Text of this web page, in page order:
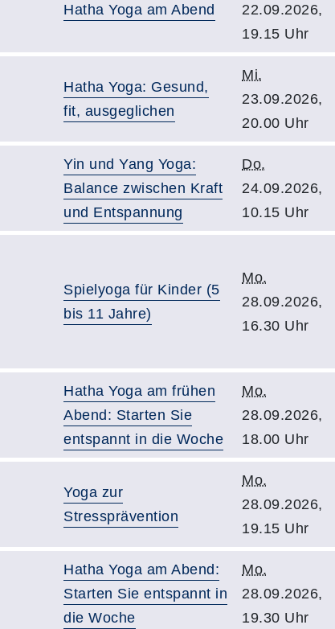
Hatha Yoga am Abend
22.09.2026,
19.15 Uhr
Hatha Yoga: Gesund,
fit, ausgeglichen
Mi.
23.09.2026,
20.00 Uhr
Yin und Yang Yoga:
Balance zwischen Kraft
und Entspannung
Do.
24.09.2026,
10.15 Uhr
Spielyoga für Kinder (5
bis 11 Jahre)
Mo.
28.09.2026,
16.30 Uhr
Hatha Yoga am frühen
Abend: Starten Sie
entspannt in die Woche
Mo.
28.09.2026,
18.00 Uhr
Yoga zur
Stressprävention
Mo.
28.09.2026,
19.15 Uhr
Hatha Yoga am Abend:
Starten Sie entspannt in
die Woche
Mo.
28.09.2026,
19.30 Uhr